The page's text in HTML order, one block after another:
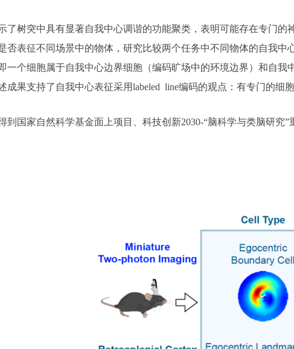
了树突中具有显著自我中心调谐的功能聚类，表明可能存在专门的
否表征不同场景中的物体，研究比较两个任务中不同物体的自我
一个细胞属于自我中心边界细胞（编码旷场中的环境边界）和自
成果支持了自我中心表征采用labeled line编码的观点：有专门的
到国家自然科学基金面上项目、科技创新2030-“脑科学与类脑研